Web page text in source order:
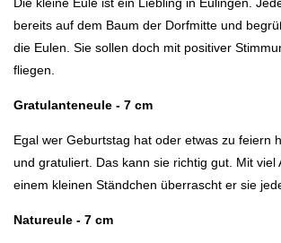
bereits auf dem Baum der Dorfmitte und
die Eulen. Sie sollen doch mit positiver
fliegen.
Gratulanteneule - 7 cm
Egal wer Geburtstag hat oder etwas zu feiern
und gratuliert. Das kann sie richtig gut. Mit viel
einem kleinen Ständchen überrascht er sie
Natureule - 7 cm